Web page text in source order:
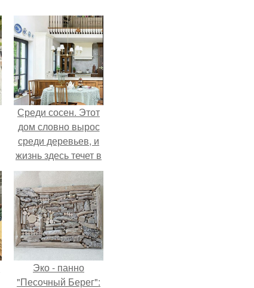
Среди сосен. Этот
дом словно вырос
среди деревьев, и
жизнь здесь течет в
собственном ритме
- спокойно, без
спешки и лишнего
шума.
Эко - панно
"Песочный Берег":